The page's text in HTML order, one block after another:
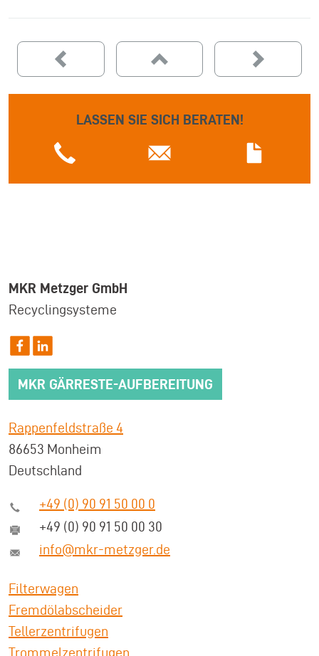
LASSEN SIE SICH BERATEN!
MKR Metzger GmbH
Recyclingsysteme
MKR GÄRRESTE-AUFBEREITUNG
Rappenfeldstraße 4
86653 Monheim
Deutschland
+49 (0) 90 91 50 00 0
+49 (0) 90 91 50 00 30
info@mkr-metzger.de
Filterwagen
Fremdölabscheider
Tellerzentrifugen
Trommelzentrifugen